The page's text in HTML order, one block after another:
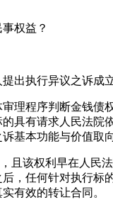
权益？
提出执行异议之诉成
理程序判断金钱
具有请求人民法
基本功能与价值取
且该权利早在人民
，任何针对执行
有效的转让合同。